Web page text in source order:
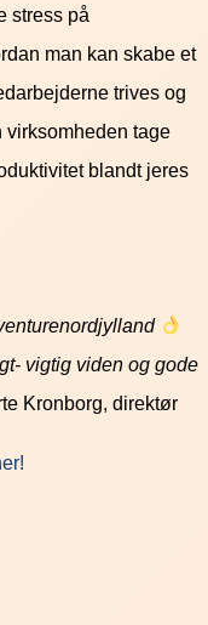
stress på
man kan skabe et
trives og
tage
blandt jeres
vigtig viden og gode
Kronborg, direktør